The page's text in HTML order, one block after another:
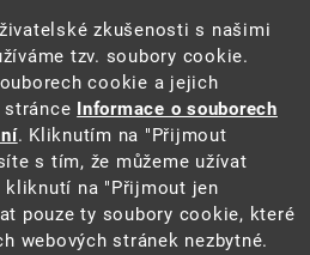
(PDF, 204 kB)
zkušenosti s našimi
tzv. soubory cookie.
cookie a jejich
stránce Informace o souborech
. Kliknutím na "Přijmout
s tím, že můžeme užívat
kliknutí na "Přijmout jen
pouze ty soubory cookie, které
webových stránek nezbytné.